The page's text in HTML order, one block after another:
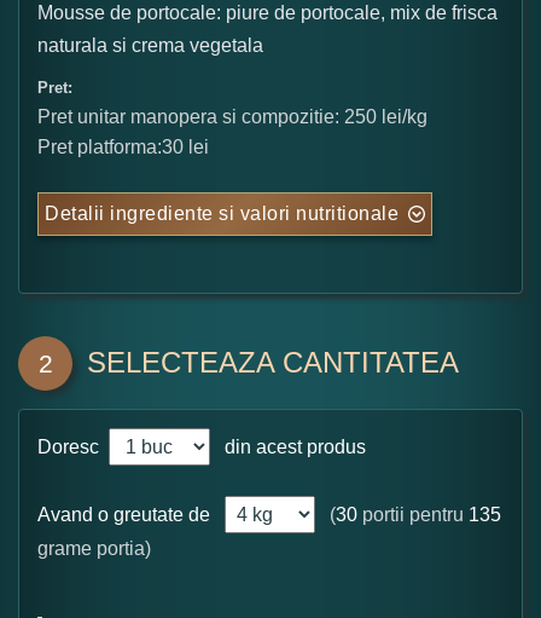
Mousse de portocale: piure de portocale, mix de frisca
naturala si crema vegetala
Pret:
Pret unitar manopera si compozitie: 250 lei/kg
Pret platforma:30 lei
Detalii ingrediente si valori nutritionale
2 SELECTEAZA CANTITATEA
Doresc din acest produs
Avand o greutate de (30 portii pentru 135
grame portia)